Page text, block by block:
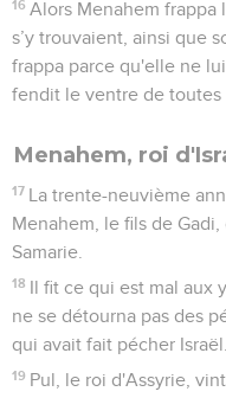
Jérusalem. Il ne fit pas
son Dieu, contrairement
3
Il marcha sur la voie des
fils par le feu,
4 Il offrait des sacrifices et
les collines et sous tout
5 Alors Retsin, le roi de
roi d'Israël, montèrent
assiégèrent Achaz, mais
6 A la même époque,
sous l’autorité des
Syriens vinrent y habiter,